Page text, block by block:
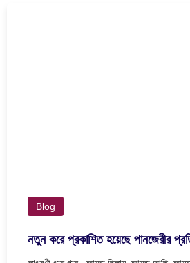
Blog
নতুন করে প্রকাশিত হয়েছে পানজেরীর